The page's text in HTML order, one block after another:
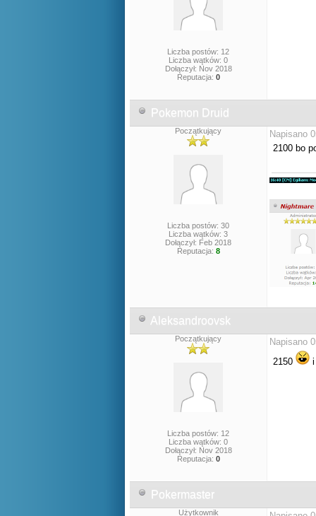
Liczba postów: 12
Liczba wątków: 0
Dołączył: Nov 2018
Reputacja: 0
Pokemon Druid
Początkujący
Liczba postów: 30
Liczba wątków: 3
Dołączył: Feb 2018
Reputacja: 8
Napisano
2100 bo
Aleksandroovsk
Początkujący
Liczba postów: 12
Liczba wątków: 0
Dołączył: Nov 2018
Reputacja: 0
Napisano
2150
i
Pokermaster
Użytkownik